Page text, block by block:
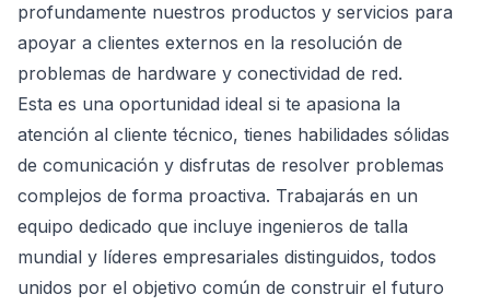
profundamente nuestros productos y servicios para
apoyar a clientes externos en la resolución de
problemas de hardware y conectividad de red.
Esta es una oportunidad ideal si te apasiona la
atención al cliente técnico, tienes habilidades sólidas
de comunicación y disfrutas de resolver problemas
complejos de forma proactiva. Trabajarás en un
equipo dedicado que incluye ingenieros de talla
mundial y líderes empresariales distinguidos, todos
unidos por el objetivo común de construir el futuro